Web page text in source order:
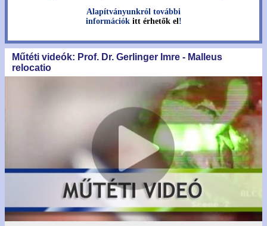
Alapítványunkról további
információk itt érhetők el!
Műtéti videók: Prof. Dr. Gerlinger Imre - Malleus
relocatio